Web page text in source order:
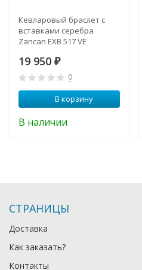
Кевларовый браслет с
вставками серебра
Zancan EXB 517 VE
19 950 ₽
0
В корзину
В наличии
СТРАНИЦЫ
Доставка
Как заказать?
Контакты